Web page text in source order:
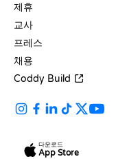
제휴
교사
프레스
채용
Coddy Build
다운로드
App Store